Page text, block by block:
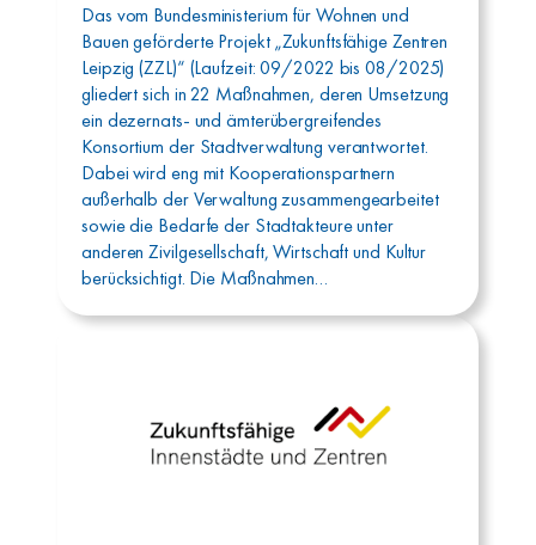
Das vom Bundesministerium für Wohnen und
Bauen geförderte Projekt „Zukunftsfähige Zentren
Leipzig (ZZL)“ (Laufzeit: 09/2022 bis 08/2025)
gliedert sich in 22 Maßnahmen, deren Umsetzung
ein dezernats- und ämterübergreifendes
Konsortium der Stadtverwaltung verantwortet.
Dabei wird eng mit Kooperationspartnern
außerhalb der Verwaltung zusammengearbeitet
sowie die Bedarfe der Stadtakteure unter
anderen Zivilgesellschaft, Wirtschaft und Kultur
berücksichtigt. Die Maßnahmen…